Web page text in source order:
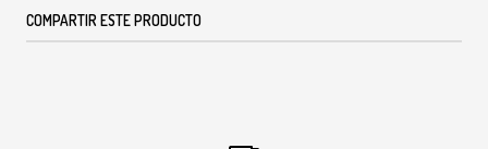
COMPARTIR ESTE PRODUCTO